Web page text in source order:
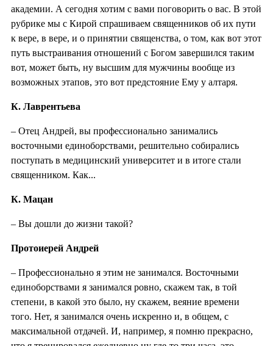
академии. А сегодня хотим с вами поговорить о вас. В этой
рубрике мы с Кирой спрашиваем священников об их пути
к вере, в вере, и о принятии священства, о том, как вот этот
путь выстраивания отношений с Богом завершился таким
вот, может быть, ну высшим для мужчины вообще из
возможных этапов, это вот предстояние Ему у алтаря.
К. Лаврентьева
– Отец Андрей, вы профессионально занимались
восточными единоборствами, решительно собирались
поступать в медицинский университет и в итоге стали
священником. Как...
К. Мацан
– Вы дошли до жизни такой?
Протоиерей Андрей
– Профессионально я этим не занимался. Восточными
единоборствами я занимался ровно, скажем так, в той
степени, в какой это было, ну скажем, веяние времени
того. Нет, я занимался очень искренно и, в общем, с
максимальной отдачей. И, например, я помню прекрасно,